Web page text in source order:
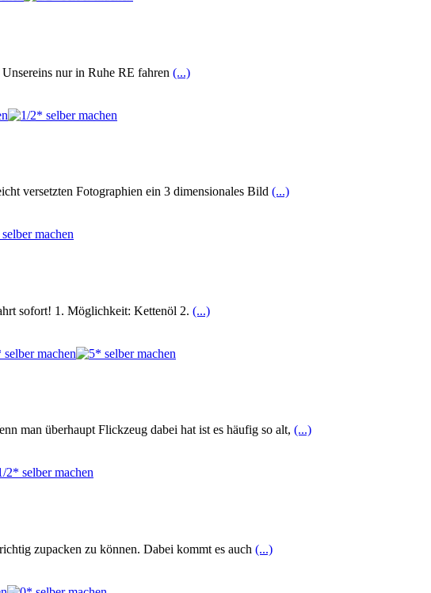
nur in Ruhe RE fahren (...)
versetzten Fotographien ein 3 dimensionales Bild (...)
sofort! 1. Möglichkeit: Kettenöl 2. (...)
man überhaupt Flickzeug dabei hat ist es häufig so alt, (...)
zupacken zu können. Dabei kommt es auch (...)